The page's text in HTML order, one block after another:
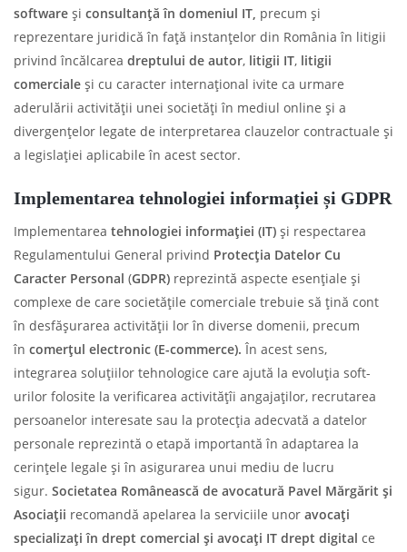
software și consultanță în domeniul IT, precum și
reprezentare juridică în față instanțelor din România în litigii
privind încălcarea dreptului de autor, litigii IT, litigii
comerciale și cu caracter internațional ivite ca urmare
aderulării activității unei societăți în mediul online și a
divergențelor legate de interpretarea clauzelor contractuale și
a legislației aplicabile în acest sector.
Implementarea tehnologiei informației și GDPR
Implementarea tehnologiei informației (IT) și respectarea
Regulamentului General privind Protecția Datelor Cu
Caracter Personal (GDPR) reprezintă aspecte esențiale și
complexe de care societățile comerciale trebuie să țină cont
în desfășurarea activității lor în diverse domenii, precum
în comerțul electronic (E-commerce). În acest sens,
integrarea soluțiilor tehnologice care ajută la evoluția soft-
urilor folosite la verificarea activitățîi angajaților, recrutarea
persoanelor interesate sau la protecția adecvată a datelor
personale reprezintă o etapă importantă în adaptarea la
cerințele legale și în asigurarea unui mediu de lucru
sigur. Societatea Românească de avocatură Pavel Mărgărit și
Asociații recomandă apelarea la serviciile unor avocați
specializațiîn drept comercial și avocați IT drept digital ce